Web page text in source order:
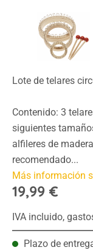
Lote de telares
Contenido: 3
siguientes
alfileres de
recomendado...
Más información
19,99 €
IVA incluido,
Plazo de